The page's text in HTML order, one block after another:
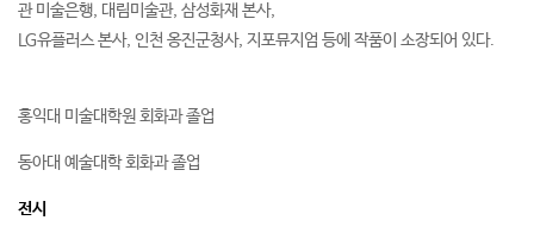
관 미술은행, 대림미술관, 삼성화재 본사,
LG유플러스 본사, 인천 옹진군청사, 지포뮤지엄 등에 작품이 소장되어 있다.
홍익대 미술대학원 회화과 졸업
동아대 예술대학 회화과 졸업
전시